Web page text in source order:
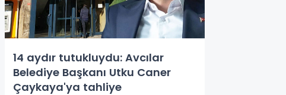
14 aydır tutukluydu: Avcılar
Belediye Başkanı Utku Caner
Çaykaya'ya tahliye